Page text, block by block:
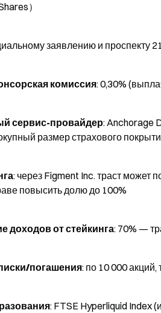
）
заявлению и проспекту
комиссия: 0,30%
сервис-провайдер: Anchorage
размер страхового
: через Figment Inc. траст может
повысить долю до 100%
доходов от стейкинга: 70% —
погашения: по 10 000
: FTSE Hyperliquid Index